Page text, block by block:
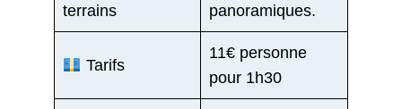
terrains
panoramiques.
Tarifs
11€ personne
pour 1h30